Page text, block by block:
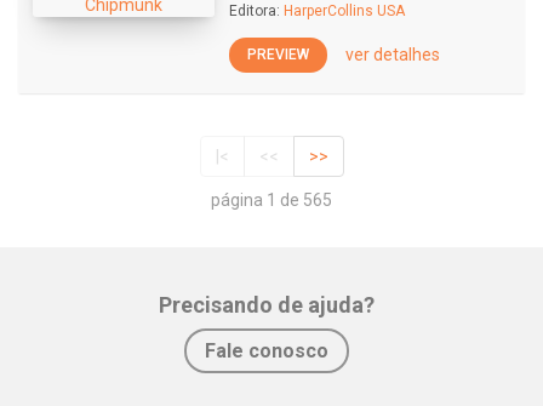
Editora: HarperCollins USA
PREVIEW ver detalhes
|< << >>
página 1 de 565
Precisando de ajuda?
Fale conosco